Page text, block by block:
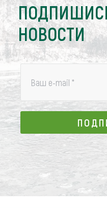
НОВОСТИ
Ваш e-mail *